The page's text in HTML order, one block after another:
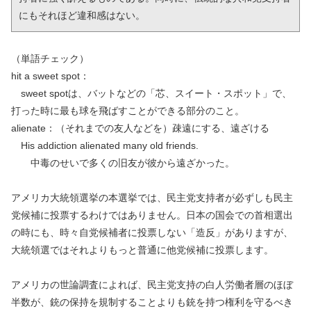
にもそれほど違和感はない。
（単語チェック）
hit a sweet spot：
sweet spotは、バットなどの「芯、スイート・スポット」で、
打った時に最も球を飛ばすことができる部分のこと。
alienate：（それまでの友人などを）疎遠にする、遠ざける
His addiction alienated many old friends.
中毒のせいで多くの旧友が彼から遠ざかった。
アメリカ大統領選挙の本選挙では、民主党支持者が必ずしも民主
党候補に投票するわけではありません。日本の国会での首相選出
の時にも、時々自党候補者に投票しない「造反」がありますが、
大統領選ではそれよりもっと普通に他党候補に投票します。
アメリカの世論調査によれば、民主党支持の白人労働者層のほぼ
半数が、銃の保持を規制することよりも銃を持つ権利を守るべき